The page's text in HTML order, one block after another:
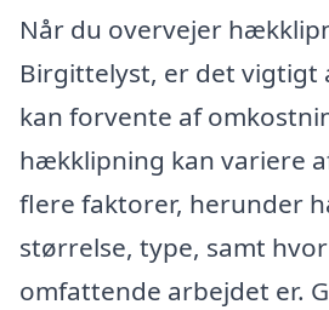
Når du overvejer
Birgittelyst, er det vigtigt
kan forvente af
hækklipning kan variere
flere faktorer, herunder
størrelse, type, samt
omfattende arbejdet er.